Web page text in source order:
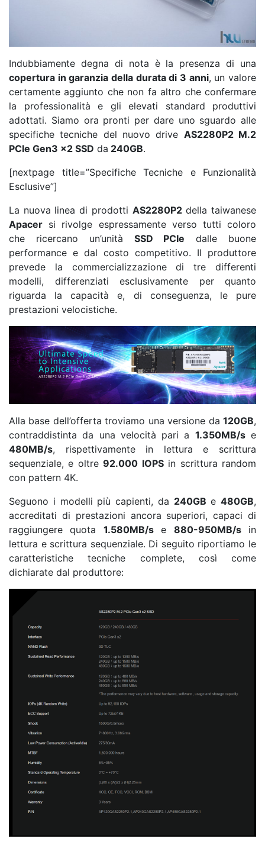
Indubbiamente degna di nota è la presenza di una
copertura in garanzia della durata di 3 anni, un valore
certamente aggiunto che non fa altro che confermare
la professionalità e gli elevati standard produttivi
adottati. Siamo ora pronti per dare uno sguardo alle
specifiche tecniche del nuovo drive AS2280P2 M.2
PCIe Gen3 x2 SSD da 240GB.
[nextpage title=”Specifiche Tecniche e Funzionalità
Esclusive”]
La nuova linea di prodotti AS2280P2della taiwanese
Apacer si rivolge espressamente verso tutti coloro
che ricercano un’unità SSD PCIe dalle buone
performance e dal costo competitivo. Il produttore
prevede la commercializzazione di tre differenti
modelli, differenziati esclusivamente per quanto
riguarda la capacità e, di conseguenza, le pure
prestazioni velocistiche.
Alla base dell’offerta troviamo una versione da 120GB,
contraddistinta da una velocità pari a 1.350MB/se
480MB/s, rispettivamente in lettura e scrittura
sequenziale, e oltre92.000 IOPSin scrittura random
con pattern 4K.
Seguono i modelli più capienti, da 240GB e 480GB,
accreditati di prestazioni ancora superiori, capaci di
raggiungere quota 1.580MB/se 880-950MB/sin
lettura e scrittura sequenziale. Di seguito riportiamo le
caratteristiche tecniche complete, così come
dichiarate dal produttore: